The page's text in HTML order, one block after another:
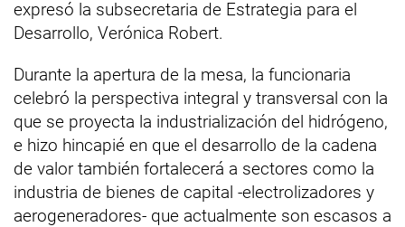
expresó la subsecretaria de Estrategia para el
Desarrollo, Verónica Robert.
Durante la apertura de la mesa, la funcionaria
celebró la perspectiva integral y transversal con la
que se proyecta la industrialización del hidrógeno,
e hizo hincapié en que el desarrollo de la cadena
de valor también fortalecerá a sectores como la
industria de bienes de capital -electrolizadores y
aerogeneradores- que actualmente son escasos a